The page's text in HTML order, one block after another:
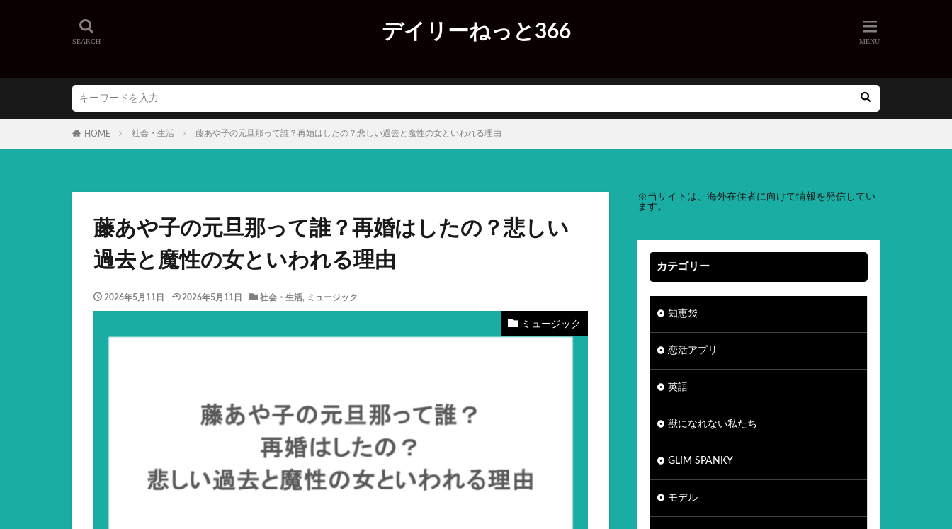
デイリーねっと366
HOME 社会・生活 藤あや子の元旦那って誰？再婚はしたの？悲しい過去と魔性の女といわれる理由
藤あや子の元旦那って誰？再婚はしたの？悲しい
過去と魔性の女といわれる理由
2026年5月11日 2026年5月11日 社会・生活, ミュージック
ミュージック
※ 当サイトは、海外在住者に向けて情報を発信してい
ます。
カテゴリー
知恵袋
恋活アプリ
英語
獣になれない私たち
GLIM SPANKY
モデル